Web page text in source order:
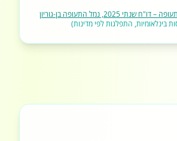
2025, נמל התעופה בן-גוריון
בינלאומיות, התפלגות לפי מדינות)